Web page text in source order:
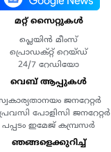
മറ്റ് സൈറ്റുകൾ
പ്ലെയിൻ മീംസ്
പ്രൊഡക്റ്റ് റെയ്ഡ്
24/7 റേഡിയോ
വെബ് ആപ്പുകൾ
ജനറേറ്റർ
പോളിസി ജനറേറ്റർ
പപ്പടം ഇമേജ് കമ്പ്രസർ
ഞങ്ങളെക്കുറിച്ച്